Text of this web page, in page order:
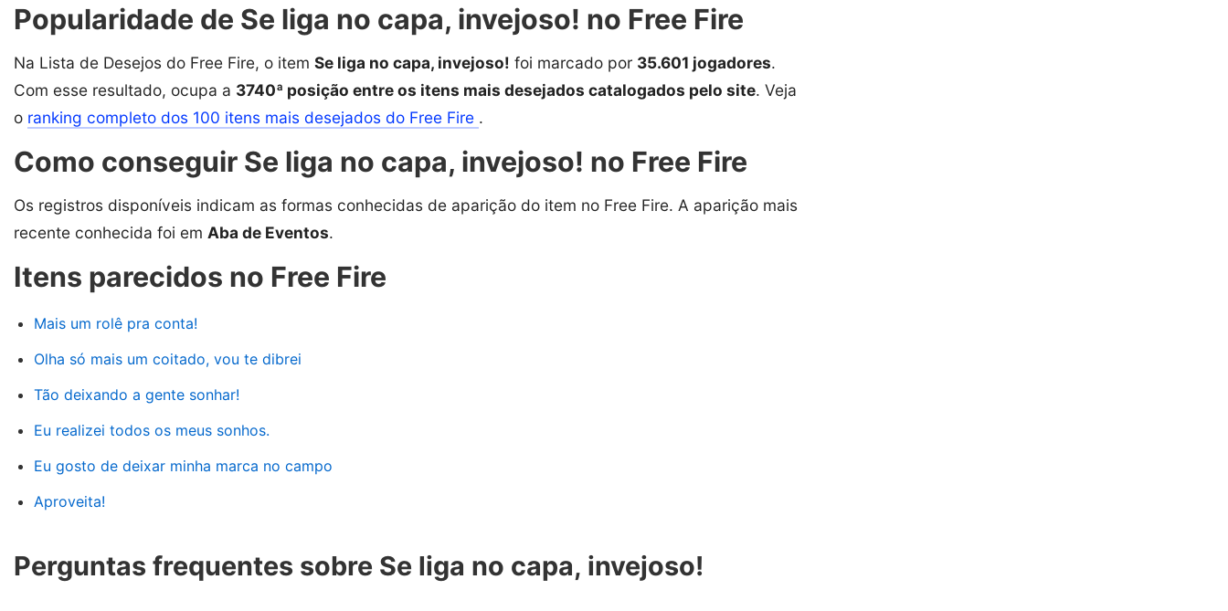
Popularidade de Se liga no capa, invejoso! no Free Fire
Na Lista de Desejos do Free Fire, o item Se liga no capa, invejoso! foi marcado por 35.601 jogadores.
Com esse resultado, ocupa a 3740ª posição entre os itens mais desejados catalogados pelo site. Veja
o ranking completo dos 100 itens mais desejados do Free Fire .
Como conseguir Se liga no capa, invejoso! no Free Fire
Os registros disponíveis indicam as formas conhecidas de aparição do item no Free Fire. A aparição mais
recente conhecida foi em Aba de Eventos.
Itens parecidos no Free Fire
Mais um rolê pra conta!
Olha só mais um coitado, vou te dibrei
Tão deixando a gente sonhar!
Eu realizei todos os meus sonhos.
Eu gosto de deixar minha marca no campo
Aproveita!
Perguntas frequentes sobre Se liga no capa, invejoso!